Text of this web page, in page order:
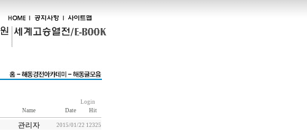
Login
Name Date Hit
관리자 2015/01/22 12325